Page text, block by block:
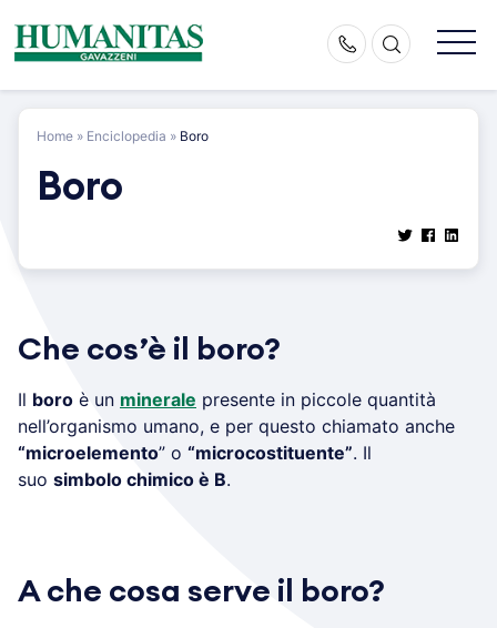
content
Home » Enciclopedia » Boro
Boro
Che cos’è il boro?
Il boro è un minerale presente in piccole quantità
nell’organismo umano, e per questo chiamato anche
“microelemento” o “microcostituente”. Il
suo simbolo chimico è B.
A che cosa serve il boro?